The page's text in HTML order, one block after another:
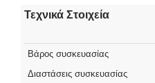
Τεχνικά Στοιχεία
Βάρος συσκευασίας
Διαστάσεις συσκευασίας